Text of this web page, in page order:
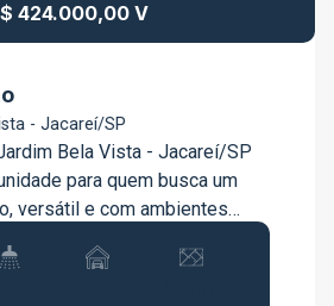
424.000,00 V
- Jacareí/SP
Bela Vista - Jacareí/SP
para quem busca um
versátil e com ambientes
proporcionar conforto e
Esta residência